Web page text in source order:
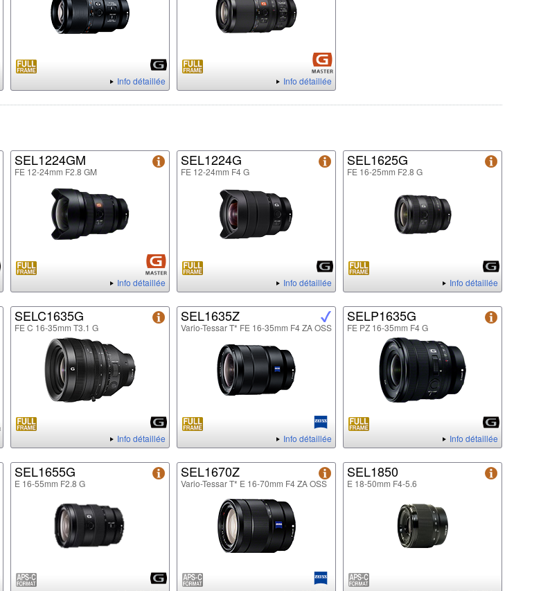
Info détaillée Info détaillée
SEL1224GM
FE 12-24mm F2.8 GM
Info détaillée
SEL1224G
FE 12-24mm F4 G
Info détaillée
SEL1625G
FE 16-25mm F2.8 G
Info détaillée
SELC1635G
FE C 16-35mm T3.1 G
Info détaillée
SEL1635Z
Vario-Tessar T* FE 16-35mm F4 ZA OSS
Info détaillée
SELP1635G
FE PZ 16-35mm F4 G
Info détaillée
SEL1655G
E 16-55mm F2.8 G
SEL1670Z
Vario-Tessar T* E 16-70mm F4 ZA OSS
SEL1850
E 18-50mm F4-5.6